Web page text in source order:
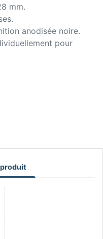
mm.
anodisée noire.
pour